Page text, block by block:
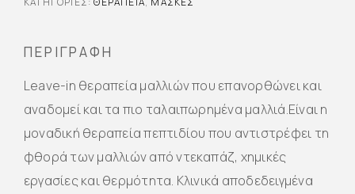
ΠΕΡΙΓΡΑΦΉ
Leave-in θεραπεία μαλλιών που επανορθώνει και
αναδομεί και τα πιο ταλαιπωρημένα μαλλιά.Είναι η
μοναδική θεραπεία πεπτιδίου που αντιστρέφει τη
φθορά των μαλλιών από ντεκαπάζ, χημικές
εργασίες και θερμότητα. Κλινικά αποδεδειγμένα